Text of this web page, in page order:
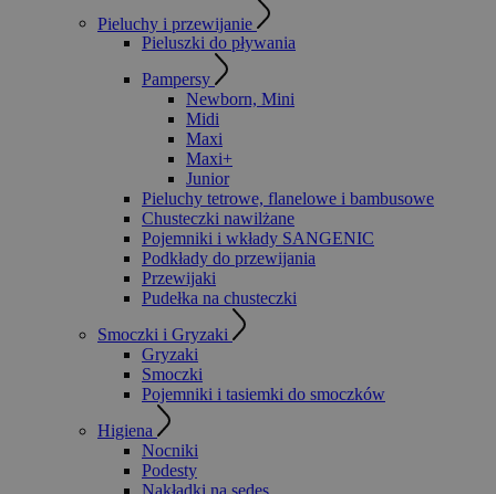
Pieluchy i przewijanie
Pieluszki do pływania
Pampersy
Newborn, Mini
Midi
Maxi
Maxi+
Junior
Pieluchy tetrowe, flanelowe i bambusowe
Chusteczki nawilżane
Pojemniki i wkłady SANGENIC
Podkłady do przewijania
Przewijaki
Pudełka na chusteczki
Smoczki i Gryzaki
Gryzaki
Smoczki
Pojemniki i tasiemki do smoczków
Higiena
Nocniki
Podesty